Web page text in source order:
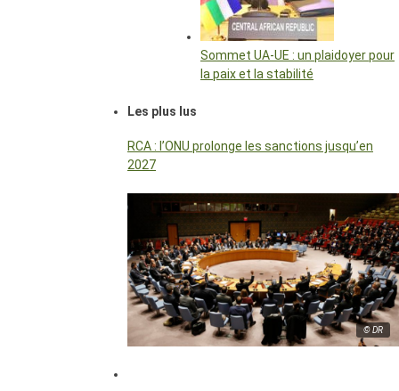
Sommet UA-UE : un plaidoyer pour
la paix et la stabilité
Les plus lus
RCA : l’ONU prolonge les sanctions jusqu’en
2027
© DR